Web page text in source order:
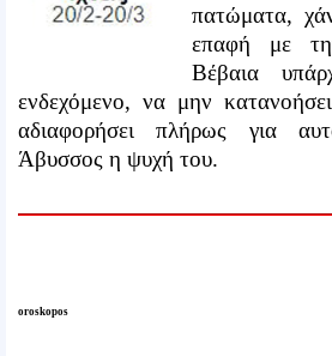
πατώματα,
επαφή με
Βέβαια
ενδεχόμενο, να μην
αδιαφορήσει πλήρως για
Άβυσσος η ψυχή του.
oroskopos